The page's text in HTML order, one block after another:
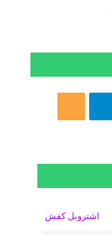
گ
ر
ا
ر
ا
ک
اشتروبل کفش